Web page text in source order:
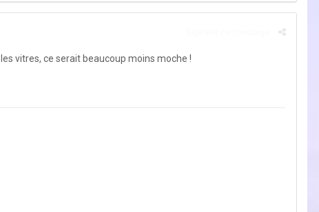
les vitres, ce serait beaucoup moins moche !